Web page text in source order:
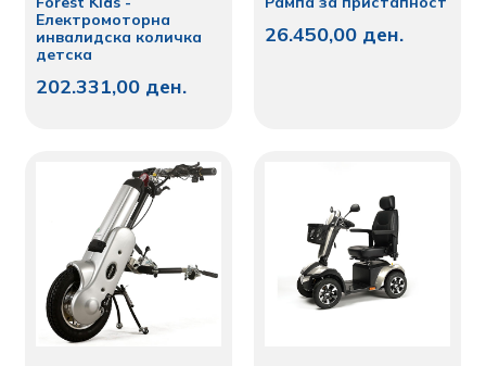
Електромоторна
инвалидска количка
детска
202.331,00 ден.
26.450,00 ден.